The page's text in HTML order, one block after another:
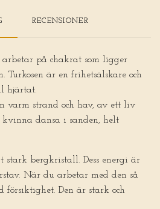
RECENSIONER
arbetar på chakrat som ligger
Turkosen är en frihetsälskare och
hjärtat.
varm strand och hav, av ett liv
kvinna dansa i sanden, helt
stark bergkristall. Dess energi är
När du arbetar med den så
Den är stark och